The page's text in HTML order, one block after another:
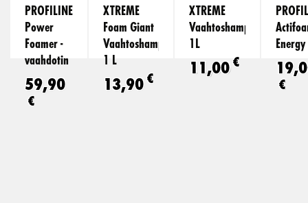
PROFILINE
Power
Foamer -
vaahdotin
59,90
€
XTREME
Foam Giant
Vaahtoshampoo
1 L
13,90€
XTREME
Vaahtoshampoo
1L
11,00€
€